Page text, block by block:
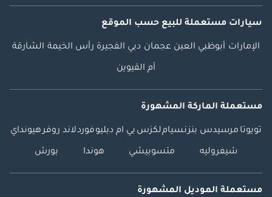
سيارات مستعملة للبيع حسب الموقع
الإمارات أبوظبي العين عجمان دبي الفجيرة رأس الخيمة الشارقة
أم القيوين
مستعملة الماركة المشهورة
تويوتا مرسيدس بنزنسياملكزس بي ام دبليوفوردلاند روفرهيونداي
شيفروليه متسوبيشي هوندا بورش
مستعملة الموديل المشهورة